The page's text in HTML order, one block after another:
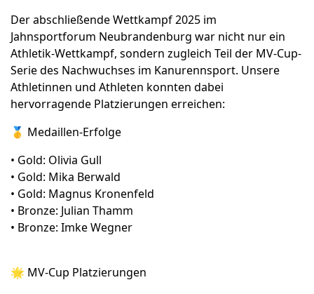
Der abschließende Wettkampf 2025 im
Jahnsportforum Neubrandenburg war nicht nur ein
Athletik-Wettkampf, sondern zugleich Teil der MV-Cup-
Serie des Nachwuchses im Kanurennsport. Unsere
Athletinnen und Athleten konnten dabei
hervorragende Platzierungen erreichen:
🥇 Medaillen-Erfolge
• Gold: Olivia Gull
• Gold: Mika Berwald
• Gold: Magnus Kronenfeld
• Bronze: Julian Thamm
• Bronze: Imke Wegner
🌟 MV-Cup Platzierungen